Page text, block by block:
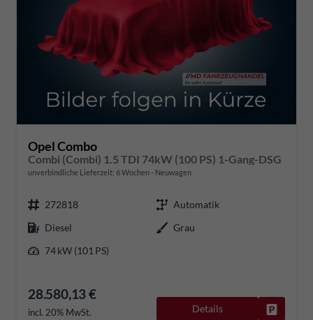
Opel Combo
Combi (Combi) 1.5 TDI 74kW (100 PS) 1-Gang-DSG
unverbindliche Lieferzeit: 6 Wochen Neuwagen
272818
Automatik
Diesel
Grau
74 kW (101 PS)
28.580,13 €
incl. 20% MwSt.
Details